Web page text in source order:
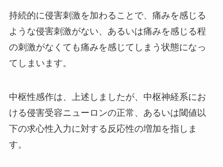
持続的に侵害刺激を加わることで、痛みを感じる
ような侵害刺激がない、あるいは痛みを感じる程
の刺激がなくても痛みを感じてしまう状態になっ
てしまいます。
中枢性感作は、上述しましたが、中枢神経系にお
ける侵害受容ニューロンの正常、あるいは閾値以
下の求心性入力に対する反応性の増加を指しま
す。